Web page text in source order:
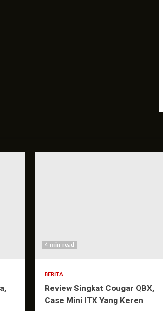
4 min read
BERITA
Review Singkat Cougar QBX,
Case Mini ITX Yang Keren